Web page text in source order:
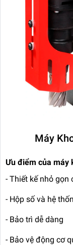
Máy
Ưu điểm của máy
- Thiết kế nhỏ gọn
- Hộp số và hệ
- Bảo trì dễ dàng
- Bảo vệ động cơ